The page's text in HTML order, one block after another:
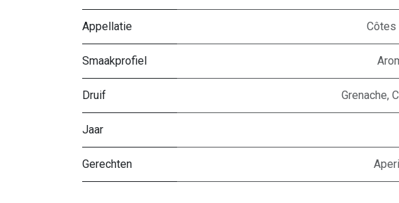
Appellatie Côtes
Smaakprofiel
Druif Grenache,
Jaar
Gerechten